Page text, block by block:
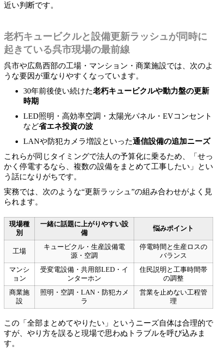
近い判断です。
老朽キュービクルと設備更新ラッシュが同時に
起きている呉市現場の最前線
呉市や広島西部の工場・マンション・商業施設では、次のよ
うな要因が重なりやすくなっています。
30年前後使い続けた老朽キュービクルや動力盤の更新
時期
LED照明・高効率空調・太陽光パネル・EVコンセント
など省エネ投資の波
LANや防犯カメラ増設といった通信設備の追加ニーズ
これらが同じタイミングで法人の予算化に乗るため、「せっ
かく停電するなら、複数の設備をまとめて工事したい」とい
う話になりがちです。
実務では、次のような“更新ラッシュ”の組み合わせがよく見
られます。
現場種
別
一緒に話題に上がりやすい設
備
悩みポイント
工場
キュービクル・生産設備電
源・空調
停電時間と生産ロスの
バランス
マンシ
ョン
受変電設備・共用部LED・イ
ンターホン
住民説明と工事時間帯
の調整
商業施
設
照明・空調・LAN・防犯カメ
ラ
営業を止めない工程管
理
この「全部まとめてやりたい」というニーズ自体は合理的で
すが、やり方を誤ると現場で思わぬトラブルを呼び込みま
す。